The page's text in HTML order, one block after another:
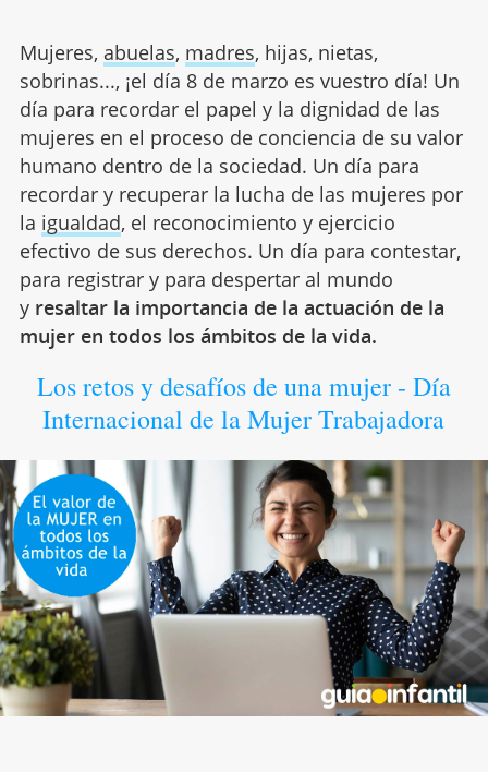
Mujeres, abuelas, madres, hijas, nietas,
sobrinas..., ¡el día 8 de marzo es vuestro día! Un
día para recordar el papel y la dignidad de las
mujeres en el proceso de conciencia de su valor
humano dentro de la sociedad. Un día para
recordar y recuperar la lucha de las mujeres por
la igualdad, el reconocimiento y ejercicio
efectivo de sus derechos. Un día para contestar,
para registrar y para despertar al mundo
yresaltar la importancia de la actuación de la
mujer en todos los ámbitos de la vida.
Los retos y desafíos de una mujer - Día
Internacional de la Mujer Trabajadora